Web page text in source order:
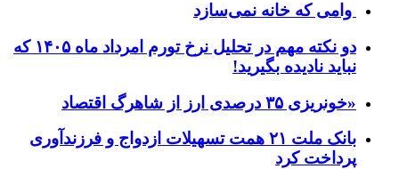
وامی که خانه نمی‌سازد
دو نکته مهم در تحلیل نرخ تورم امرداد ماه ۱۴۰۵ که
نباید نادیده بگیرید!
«خونریزی ۳۵ درصدی ارز از شاهرگ اقتصاد
بانک ملت ۲۱ همت تسهیلات ازدواج و فرزندآوری
پرداخت کرد